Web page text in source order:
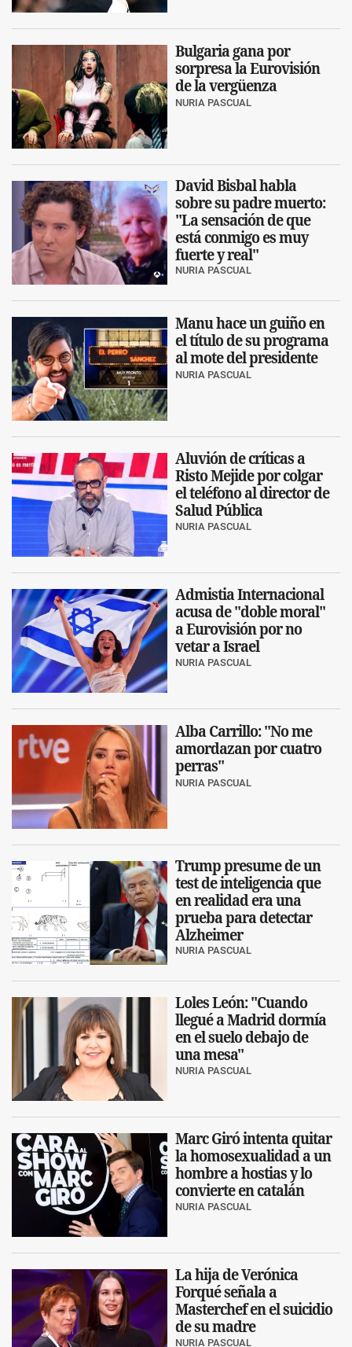
Bulgaria gana por
sorpresa la Eurovisión
de la vergüenza
NURIA PASCUAL
David Bisbal habla
sobre su padre muerto:
"La sensación de que
está conmigo es muy
fuerte y real"
NURIA PASCUAL
Manu hace un guiño en
el título de su programa
al mote del presidente
NURIA PASCUAL
Aluvión de críticas a
Risto Mejide por colgar
el teléfono al director de
Salud Pública
NURIA PASCUAL
Admistia Internacional
acusa de "doble moral"
a Eurovisión por no
vetar a Israel
NURIA PASCUAL
Alba Carrillo: "No me
amordazan por cuatro
perras"
NURIA PASCUAL
Trump presume de un
test de inteligencia que
en realidad era una
prueba para detectar
Alzheimer
NURIA PASCUAL
Loles León: "Cuando
llegué a Madrid dormía
en el suelo debajo de
una mesa"
NURIA PASCUAL
Marc Giró intenta quitar
la homosexualidad a un
hombre a hostias y lo
convierte en catalán
NURIA PASCUAL
La hija de Verónica
Forqué señala a
Masterchef en el suicidio
de su madre
NURIA PASCUAL